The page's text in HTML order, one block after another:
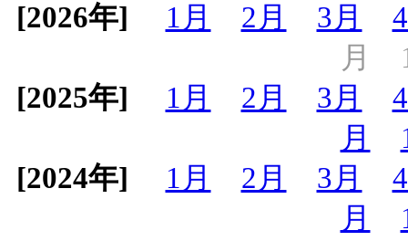
[2026年] 1月 2月 3月
月
[2025年]
1月 2月 3月
月
[2024年]
1月 2月 3月
月